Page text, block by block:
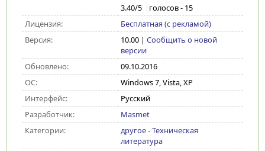
3.40/5 голосов - 15
Лицензия:
Бесплатная (с рекламой)
Версия:
10.00| Сообщить о новой
версии
Обновлено:
09.10.2016
ОС:
Windows 7, Vista, XP
Интерфейс:
Русский
Разработчик:
Masmet
Категории:
другое-Техническая
литература